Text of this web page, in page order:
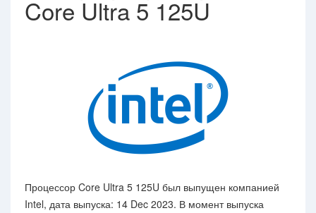
Core Ultra 5 125U
Процессор Core Ultra 5 125U был выпущен компанией
Intel, дата выпуска: 14 Dec 2023. В момент выпуска